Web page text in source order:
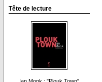
Tête de lecture